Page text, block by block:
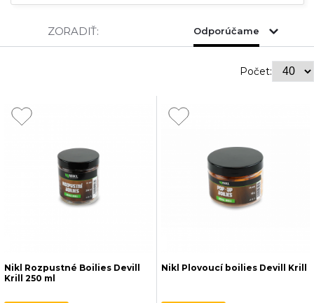
ZORADIŤ: Odporúčame
Počet:
Nikl Rozpustné Boilies Devill
Krill 250 ml
Nikl Plovoucí boilies Devill Krill